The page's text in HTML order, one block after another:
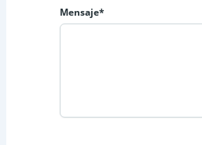
Mensaje*